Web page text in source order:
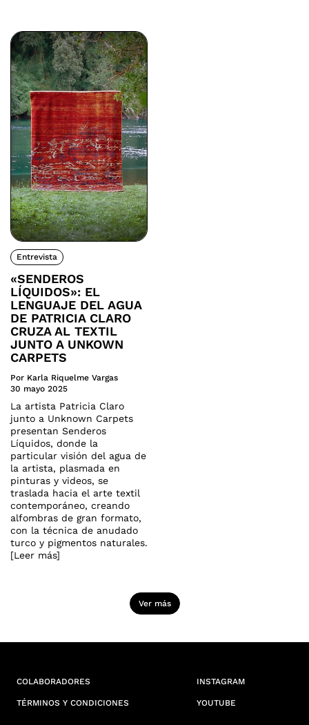
Entrevista
«SENDEROS
LÍQUIDOS»: EL
LENGUAJE DEL AGUA
DE PATRICIA CLARO
CRUZA AL TEXTIL
JUNTO A UNKOWN
CARPETS
Por Karla Riquelme Vargas
30 mayo 2025
La artista Patricia Claro
junto a Unknown Carpets
presentan Senderos
Líquidos, donde la
particular visión del agua de
la artista, plasmada en
pinturas y videos, se
traslada hacia el arte textil
contemporáneo, creando
alfombras de gran formato,
con la técnica de anudado
turco y pigmentos naturales.
[Leer más]
Ver más
COLABORADORES
TÉRMINOS Y CONDICIONES
INSTAGRAM
YOUTUBE